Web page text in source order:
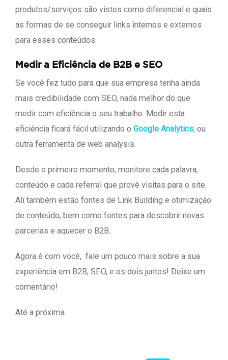
produtos/serviços são vistos como diferencial e quais
as formas de se conseguir links internos e externos
para esses conteúdos.
Medir a Eficiência de B2B e SEO
Se você fez tudo para que sua empresa tenha ainda
mais credibilidade com SEO, nada melhor do que
medir com eficiência o seu trabalho. Medir esta
eficiência ficará fácil utilizando o Google Analytics, ou
outra ferramenta de web analysis.
Desde o primeiro momento, monitore cada palavra,
conteúdo e cada referral que provê visitas para o site.
Ali também estão fontes de Link Building e otimização
de conteúdo, bem como fontes para descobrir novas
parcerias e aquecer o B2B.
Agora é com você, fale um pouco mais sobre a sua
experiência em B2B, SEO, e os dois juntos! Deixe um
comentário!
Até a próxima.